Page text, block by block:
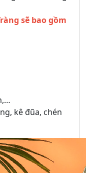
sẽ bao gồm
kê đũa, chén